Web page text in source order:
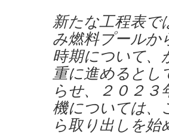
新たな工程表で
み燃料プールか
時期について、
重に進めるとし
らせ、２０２
機については、
ら取り出しを